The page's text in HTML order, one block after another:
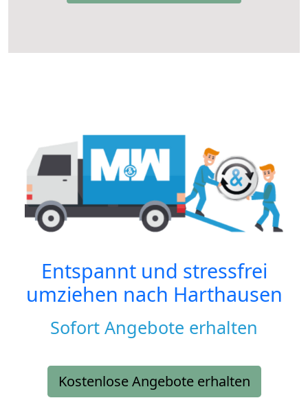
Entspannt und stressfrei
umziehen nach Harthausen
Sofort Angebote erhalten
Kostenlose Angebote erhalten